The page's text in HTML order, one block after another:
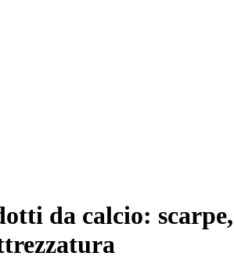
da calcio: scarpe,